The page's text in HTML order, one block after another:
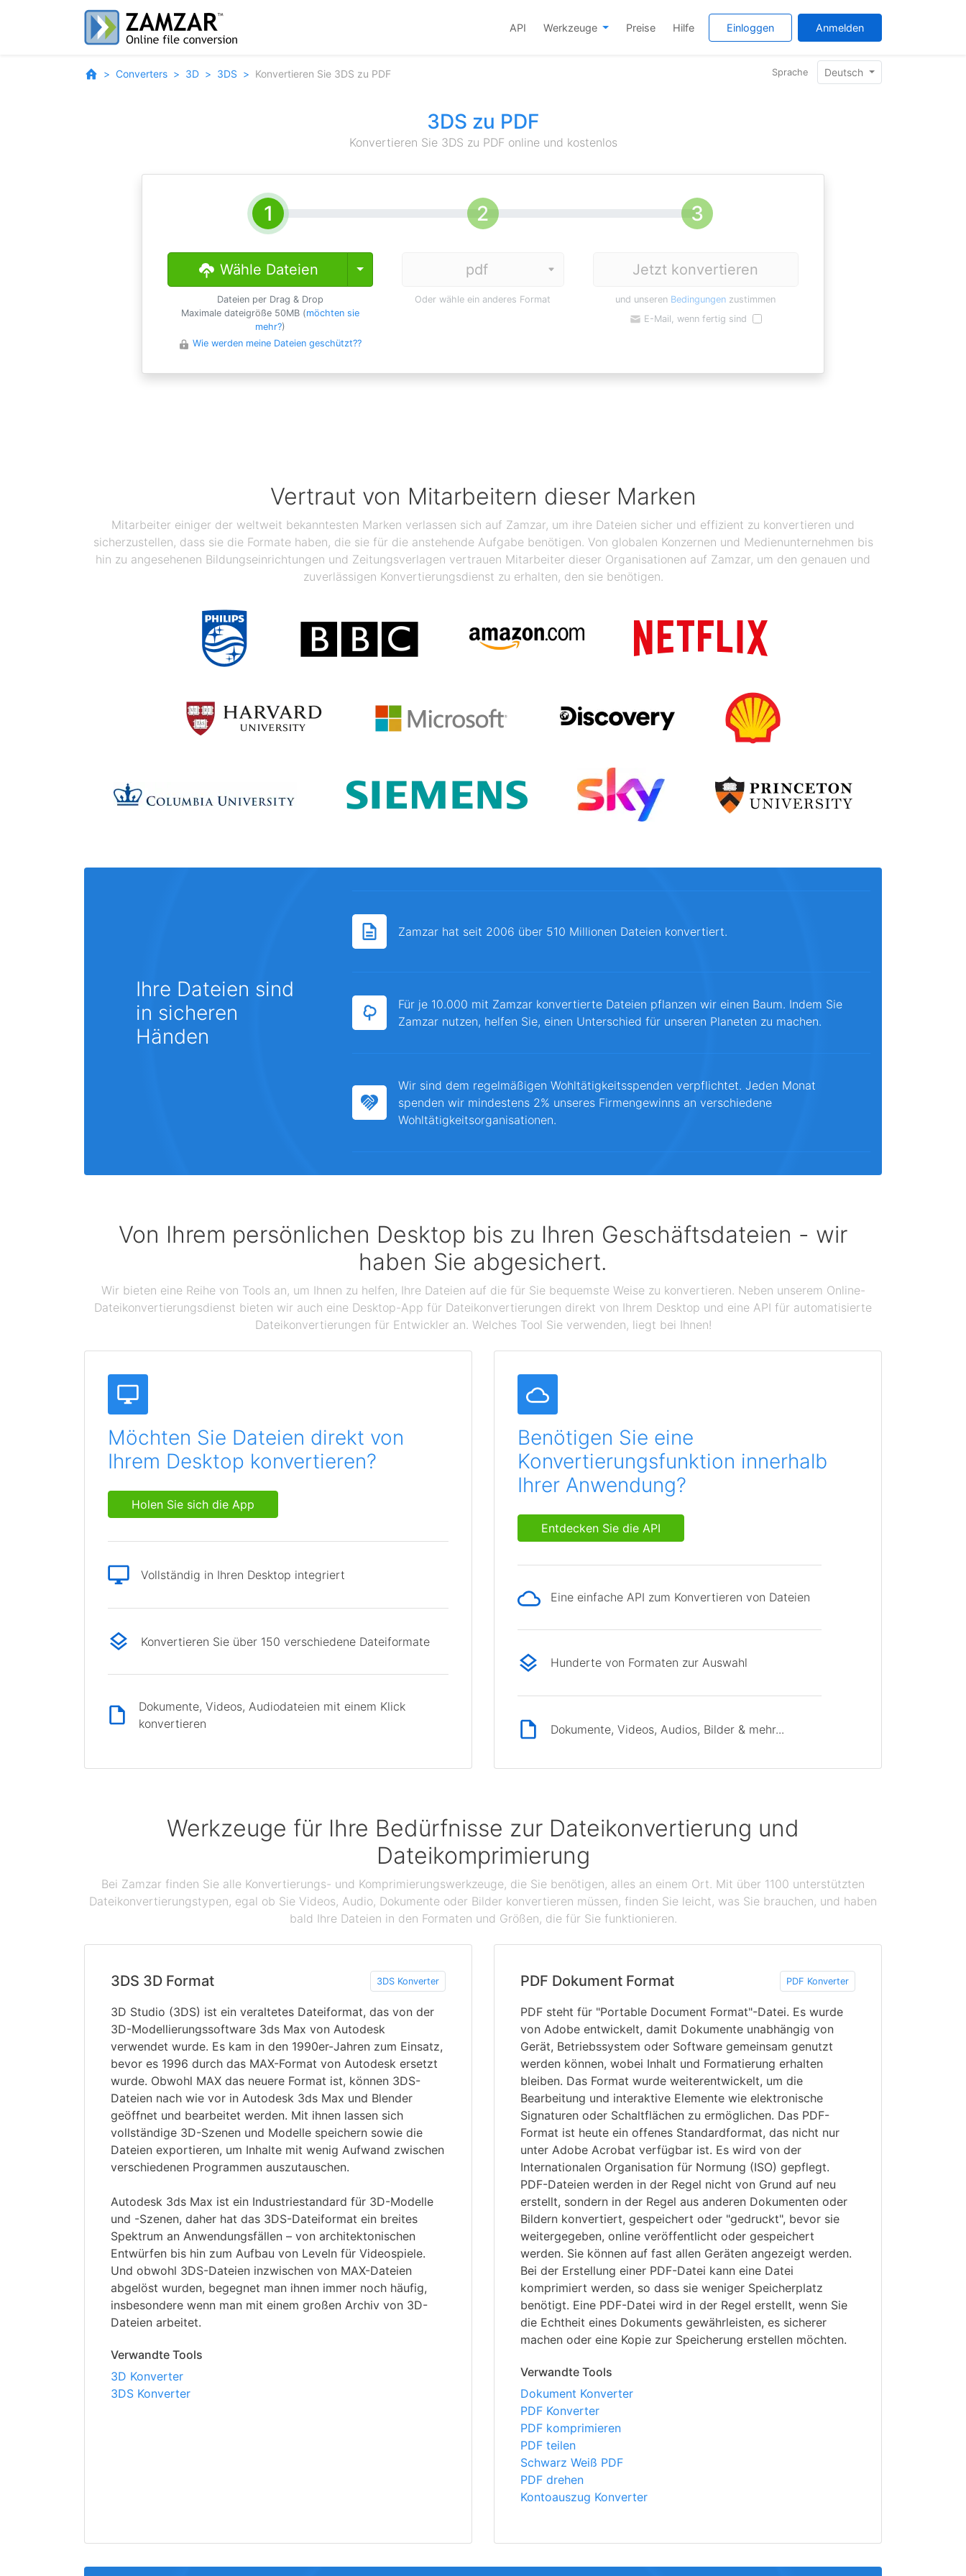
API Werkzeuge Preise Hilfe Einloggen Anmelden
Converters 3D 3DS Konvertieren Sie 3DS zu PDF Sprache Deutsch
3DS zu PDF
Konvertieren Sie 3DS zu PDF online und kostenlos
Wähle Dateien Toggle Dropdown
Dateien per Drag & Drop
Maximale dateigröße 50MB (möchten sie
mehr?)
Wie werden meine Dateien geschützt??
Oder wähle ein anderes Format
Jetzt konvertieren
und unseren Bedingungen zustimmen
E-Mail, wenn fertig sind
Vertraut von Mitarbeitern dieser Marken
Mitarbeiter einiger der weltweit bekanntesten Marken verlassen sich auf Zamzar, um ihre Dateien sicher und effizient zu konvertieren und
sicherzustellen, dass sie die Formate haben, die sie für die anstehende Aufgabe benötigen. Von globalen Konzernen und Medienunternehmen bis
hin zu angesehenen Bildungseinrichtungen und Zeitungsverlagen vertrauen Mitarbeiter dieser Organisationen auf Zamzar, um den genauen und
zuverlässigen Konvertierungsdienst zu erhalten, den sie benötigen.
Ihre Dateien sind
in sicheren
Händen
Zamzar hat seit 2006 über 510 Millionen Dateien konvertiert.
Für je 10.000 mit Zamzar konvertierte Dateien pflanzen wir einen Baum. Indem Sie
Zamzar nutzen, helfen Sie, einen Unterschied für unseren Planeten zu machen.
Wir sind dem regelmäßigen Wohltätigkeitsspenden verpflichtet. Jeden Monat
spenden wir mindestens 2% unseres Firmengewinns an verschiedene
Wohltätigkeitsorganisationen.
Von Ihrem persönlichen Desktop bis zu Ihren Geschäftsdateien - wir
haben Sie abgesichert.
Wir bieten eine Reihe von Tools an, um Ihnen zu helfen, Ihre Dateien auf die für Sie bequemste Weise zu konvertieren. Neben unserem Online-
Dateikonvertierungsdienst bieten wir auch eine Desktop-App für Dateikonvertierungen direkt von Ihrem Desktop und eine API für automatisierte
Dateikonvertierungen für Entwickler an. Welches Tool Sie verwenden, liegt bei Ihnen!
Möchten Sie Dateien direkt von
Ihrem Desktop konvertieren?
Holen Sie sich die App
Vollständig in Ihren Desktop integriert
Konvertieren Sie über 150 verschiedene Dateiformate
Dokumente, Videos, Audiodateien mit einem Klick
konvertieren
Benötigen Sie eine
Konvertierungsfunktion innerhalb
Ihrer Anwendung?
Entdecken Sie die API
Eine einfache API zum Konvertieren von Dateien
Hunderte von Formaten zur Auswahl
Dokumente, Videos, Audios, Bilder & mehr...
Werkzeuge für Ihre Bedürfnisse zur Dateikonvertierung und
Dateikomprimierung
Bei Zamzar finden Sie alle Konvertierungs- und Komprimierungswerkzeuge, die Sie benötigen, alles an einem Ort. Mit über 1100 unterstützten
Dateikonvertierungstypen, egal ob Sie Videos, Audio, Dokumente oder Bilder konvertieren müssen, finden Sie leicht, was Sie brauchen, und haben
bald Ihre Dateien in den Formaten und Größen, die für Sie funktionieren.
3DS 3D Format 3DS Konverter
3D Studio (3DS) ist ein veraltetes Dateiformat, das von der
3D-Modellierungssoftware 3ds Max von Autodesk
verwendet wurde. Es kam in den 1990er-Jahren zum Einsatz,
bevor es 1996 durch das MAX-Format von Autodesk ersetzt
wurde. Obwohl MAX das neuere Format ist, können 3DS-
Dateien nach wie vor in Autodesk 3ds Max und Blender
geöffnet und bearbeitet werden. Mit ihnen lassen sich
vollständige 3D-Szenen und Modelle speichern sowie die
Dateien exportieren, um Inhalte mit wenig Aufwand zwischen
verschiedenen Programmen auszutauschen.
Autodesk 3ds Max ist ein Industriestandard für 3D-Modelle
und -Szenen, daher hat das 3DS-Dateiformat ein breites
Spektrum an Anwendungsfällen – von architektonischen
Entwürfen bis hin zum Aufbau von Leveln für Videospiele.
Und obwohl 3DS-Dateien inzwischen von MAX-Dateien
abgelöst wurden, begegnet man ihnen immer noch häufig,
insbesondere wenn man mit einem großen Archiv von 3D-
Dateien arbeitet.
Verwandte Tools
3D Konverter
3DS Konverter
PDF Dokument Format PDF Konverter
PDF steht für "Portable Document Format"-Datei. Es wurde
von Adobe entwickelt, damit Dokumente unabhängig von
Gerät, Betriebssystem oder Software gemeinsam genutzt
werden können, wobei Inhalt und Formatierung erhalten
bleiben. Das Format wurde weiterentwickelt, um die
Bearbeitung und interaktive Elemente wie elektronische
Signaturen oder Schaltflächen zu ermöglichen. Das PDF-
Format ist heute ein offenes Standardformat, das nicht nur
unter Adobe Acrobat verfügbar ist. Es wird von der
Internationalen Organisation für Normung (ISO) gepflegt.
PDF-Dateien werden in der Regel nicht von Grund auf neu
erstellt, sondern in der Regel aus anderen Dokumenten oder
Bildern konvertiert, gespeichert oder "gedruckt", bevor sie
weitergegeben, online veröffentlicht oder gespeichert
werden. Sie können auf fast allen Geräten angezeigt werden.
Bei der Erstellung einer PDF-Datei kann eine Datei
komprimiert werden, so dass sie weniger Speicherplatz
benötigt. Eine PDF-Datei wird in der Regel erstellt, wenn Sie
die Echtheit eines Dokuments gewährleisten, es sicherer
machen oder eine Kopie zur Speicherung erstellen möchten.
Verwandte Tools
Dokument Konverter
PDF Konverter
PDF komprimieren
PDF teilen
Schwarz Weiß PDF
PDF drehen
Kontoauszug Konverter